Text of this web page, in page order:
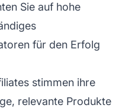
Sie auf hohe
für den Erfolg
stimmen ihre
relevante Produkte